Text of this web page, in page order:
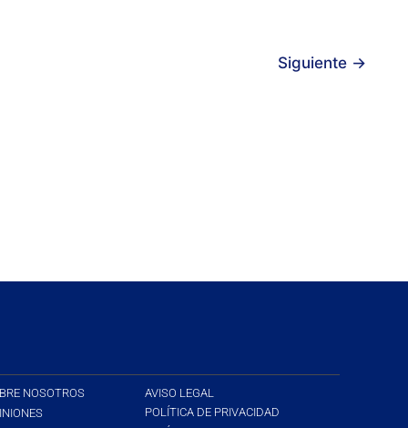
Siguiente →
NOSOTROS
AVISO LEGAL
POLÍTICA DE PRIVACIDAD